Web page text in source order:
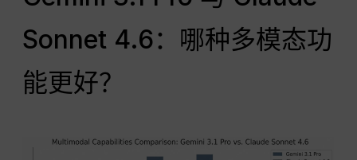
Sonnet 4.6：哪种多模态功
能更好？